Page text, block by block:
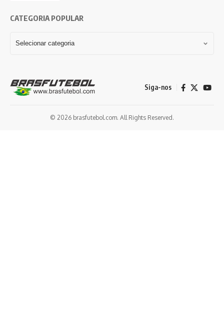
CATEGORIA POPULAR
Siga-nos
© 2026 brasfutebol.com. All Rights Reserved.